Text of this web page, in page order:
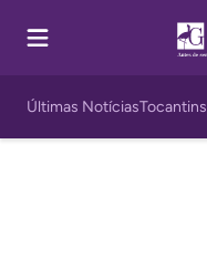
Últimas NotíciasTocantins